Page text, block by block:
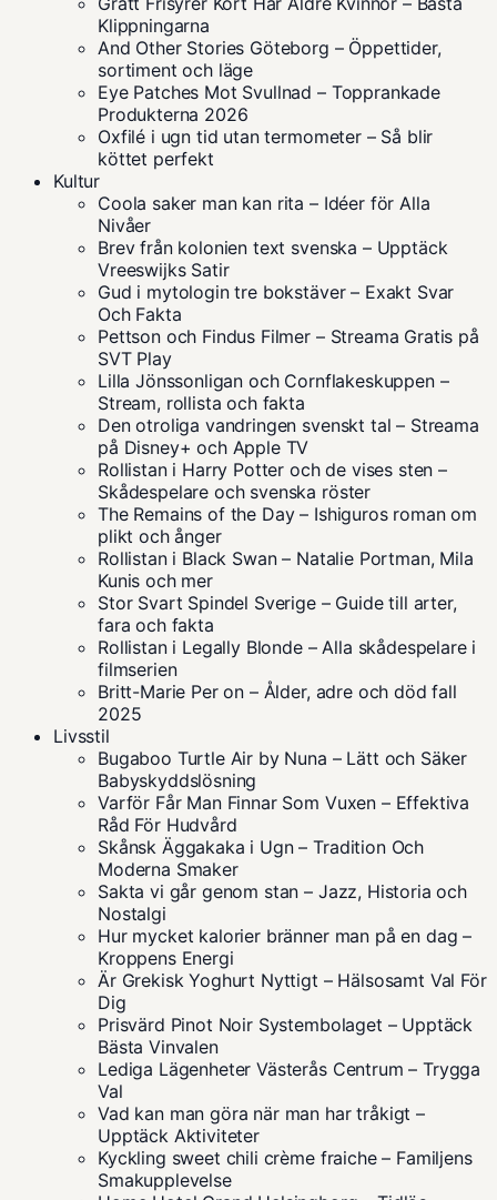
Klippningarna
And Other Stories Göteborg – Öppettider,
sortiment och läge
Eye Patches Mot Svullnad – Topprankade
Produkterna 2026
Oxfilé i ugn tid utan termometer – Så blir
köttet perfekt
Kultur
Coola saker man kan rita – Idéer för Alla
Nivåer
Brev från kolonien text svenska – Upptäck
Vreeswijks Satir
Gud i mytologin tre bokstäver – Exakt Svar
Och Fakta
Pettson och Findus Filmer – Streama Gratis på
SVT Play
Lilla Jönssonligan och Cornflakeskuppen –
Stream, rollista och fakta
Den otroliga vandringen svenskt tal – Streama
på Disney+ och Apple TV
Rollistan i Harry Potter och de vises sten –
Skådespelare och svenska röster
The Remains of the Day – Ishiguros roman om
plikt och ånger
Rollistan i Black Swan – Natalie Portman, Mila
Kunis och mer
Stor Svart Spindel Sverige – Guide till arter,
fara och fakta
Rollistan i Legally Blonde – Alla skådespelare i
filmserien
Britt-Marie Per on – Ålder, adre och död fall
2025
Livsstil
Bugaboo Turtle Air by Nuna – Lätt och Säker
Babyskyddslösning
Varför Får Man Finnar Som Vuxen – Effektiva
Råd För Hudvård
Skånsk Äggakaka i Ugn – Tradition Och
Moderna Smaker
Sakta vi går genom stan – Jazz, Historia och
Nostalgi
Hur mycket kalorier bränner man på en dag –
Kroppens Energi
Är Grekisk Yoghurt Nyttigt – Hälsosamt Val För
Dig
Prisvärd Pinot Noir Systembolaget – Upptäck
Bästa Vinvalen
Lediga Lägenheter Västerås Centrum – Trygga
Val
Vad kan man göra när man har tråkigt –
Upptäck Aktiviteter
Kyckling sweet chili crème fraiche – Familjens
Smakupplevelse